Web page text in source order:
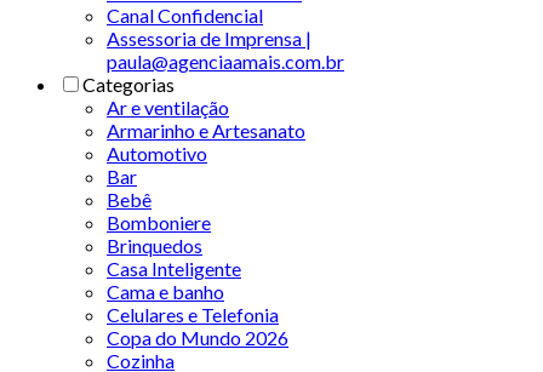
Canal Confidencial
Assessoria de Imprensa |
paula@agenciaamais.com.br
Categorias
Ar e ventilação
Armarinho e Artesanato
Automotivo
Bar
Bebê
Bomboniere
Brinquedos
Casa Inteligente
Cama e banho
Celulares e Telefonia
Copa do Mundo 2026
Cozinha